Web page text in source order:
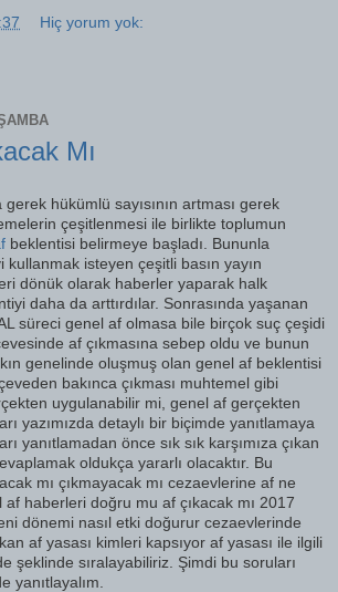
Hiç yorum yok:
Mı
hükümlü sayısının artması gerek
çeşitlenmesi ile birlikte toplumun
beklentisi belirmeye başladı. Bununla
isteyen çeşitli basın yayın
dönük olarak haberler yaparak halk
daha da arttırdılar. Sonrasında yaşanan
süreci genel af olmasa bile birçok suç çeşidi
af çıkmasına sebep oldu ve bunun
genelinde oluşmuş olan genel af beklentisi
bakınca çıkması muhtemel gibi
uygulanabilir mi, genel af gerçekten
yazımızda detaylı bir biçimde yanıtlamaya
yanıtlamadan önce sık sık karşımıza çıkan
oldukça yararlı olacaktır. Bu
mı çıkmayacak mı cezaevlerine af ne
af haberleri doğru mu af çıkacak mı 2017
dönemi nasıl etki doğurur cezaevlerinde
af yasası kimleri kapsıyor af yasası ile ilgili
şeklinde sıralayabiliriz. Şimdi bu soruları
yanıtlayalım.